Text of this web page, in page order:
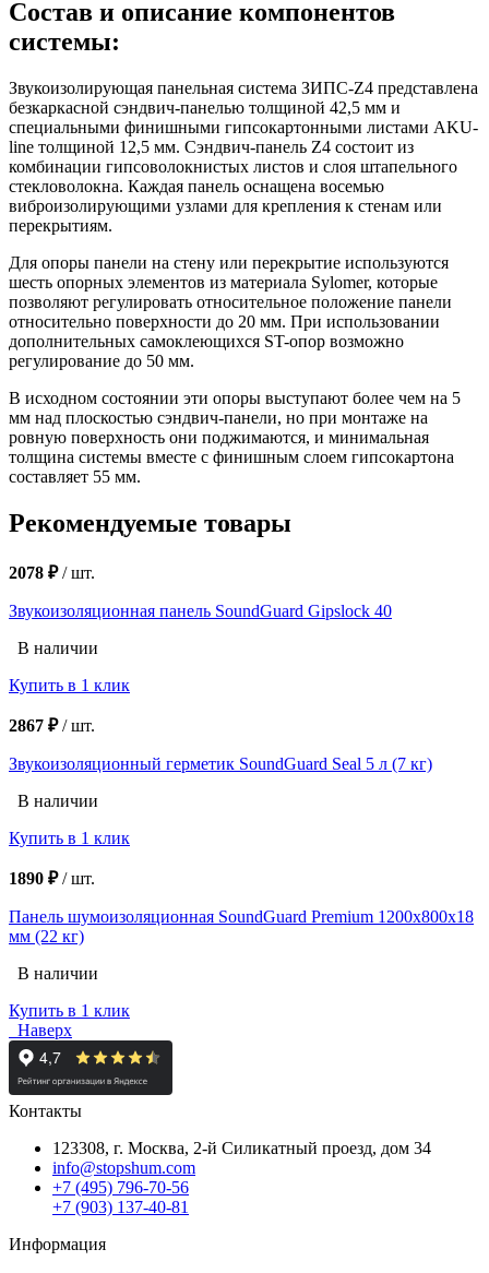
Состав и описание компонентов
системы:
Звукоизолирующая панельная система ЗИПС-Z4 представлена
безкаркасной сэндвич-панелью толщиной 42,5 мм и
специальными финишными гипсокартонными листами AKU-
line толщиной 12,5 мм. Сэндвич-панель Z4 состоит из
комбинации гипсоволокнистых листов и слоя штапельного
стекловолокна. Каждая панель оснащена восемью
виброизолирующими узлами для крепления к стенам или
перекрытиям.
Для опоры панели на стену или перекрытие используются
шесть опорных элементов из материала Sylomer, которые
позволяют регулировать относительное положение панели
относительно поверхности до 20 мм. При использовании
дополнительных самоклеющихся ST-опор возможно
регулирование до 50 мм.
В исходном состоянии эти опоры выступают более чем на 5
мм над плоскостью сэндвич-панели, но при монтаже на
ровную поверхность они поджимаются, и минимальная
толщина системы вместе с финишным слоем гипсокартона
составляет 55 мм.
Рекомендуемые товары
2078 ₽/шт.
Звукоизоляционная панель SoundGuard Gipslock 40
В наличии
Купить в 1 клик
2867 ₽/шт.
Звукоизоляционный герметик SoundGuard Seal 5 л (7 кг)
В наличии
Купить в 1 клик
1890 ₽/шт.
Панель шумоизоляционная SoundGuard Premium 1200х800х18
мм (22 кг)
В наличии
Купить в 1 клик
Наверх
Контакты
123308, г. Москва, 2-й Силикатный проезд, дом 34
info@stopshum.com
+7 (495) 796-70-56
+7 (903) 137-40-81
Информация